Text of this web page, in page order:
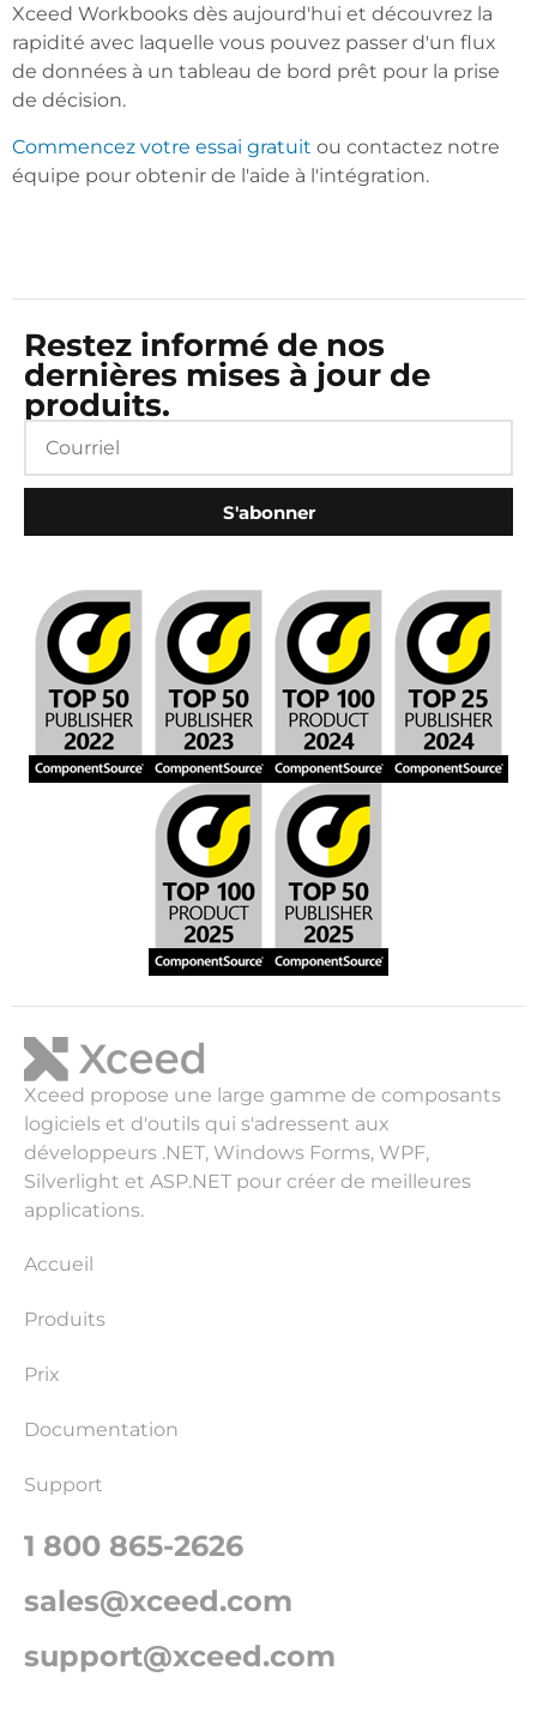
Xceed Workbooks dès aujourd'hui et découvrez la
rapidité avec laquelle vous pouvez passer d'un flux
de données à un tableau de bord prêt pour la prise
de décision.
Commencez votre essai gratuit ou contactez notre
équipe pour obtenir de l'aide à l'intégration.
Restez informé de nos
dernières mises à jour de
produits.
S'abonner
Xceed propose une large gamme de composants
logiciels et d'outils qui s'adressent aux
développeurs .NET, Windows Forms, WPF,
Silverlight et ASP.NET pour créer de meilleures
applications.
Accueil
Produits
Prix
Documentation
Support
1 800 865-2626
sales@xceed.com
support@xceed.com